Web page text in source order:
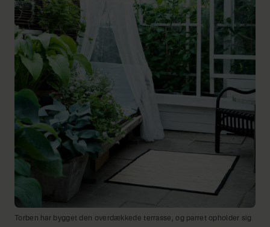
Torben har bygget den overdækkede terrasse, og parret opholder sig